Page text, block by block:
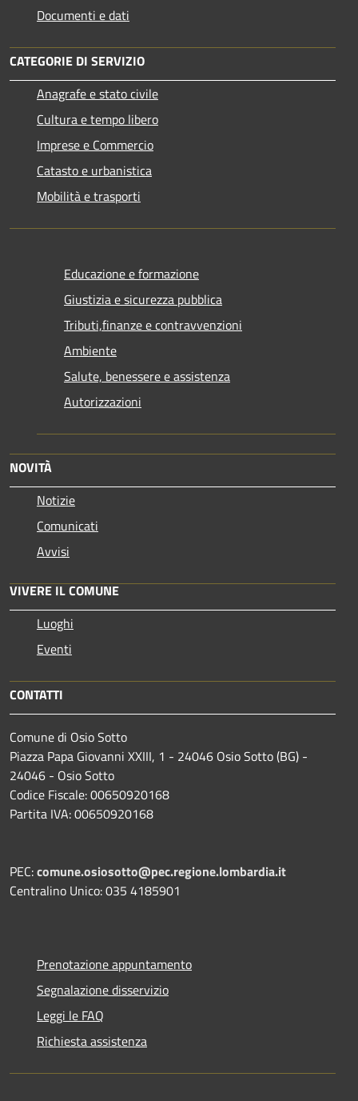
Documenti e dati
CATEGORIE DI SERVIZIO
Anagrafe e stato civile
Cultura e tempo libero
Imprese e Commercio
Catasto e urbanistica
Mobilità e trasporti
Educazione e formazione
Giustizia e sicurezza pubblica
Tributi,finanze e contravvenzioni
Ambiente
Salute, benessere e assistenza
Autorizzazioni
NOVITÀ
Notizie
Comunicati
Avvisi
VIVERE IL COMUNE
Luoghi
Eventi
CONTATTI
Comune di Osio Sotto
Piazza Papa Giovanni XXIII, 1 - 24046 Osio Sotto (BG) -
24046 - Osio Sotto
Codice Fiscale: 00650920168
Partita IVA: 00650920168
PEC:comune.osiosotto@pec.regione.lombardia.it
Centralino Unico: 035 4185901
Prenotazione appuntamento
Segnalazione disservizio
Leggi le FAQ
Richiesta assistenza